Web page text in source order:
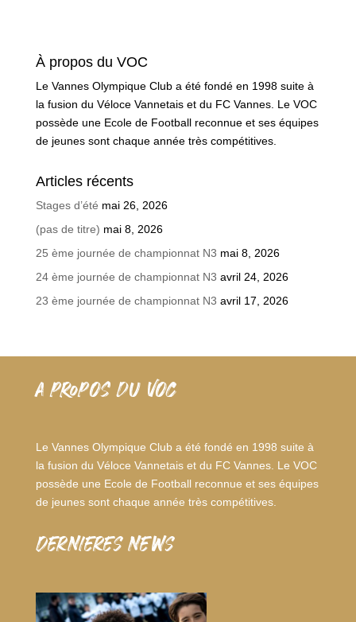
À propos du VOC
Le Vannes Olympique Club a été fondé en 1998 suite à
la fusion du Véloce Vannetais et du FC Vannes. Le VOC
possède une Ecole de Football reconnue et ses équipes
de jeunes sont chaque année très compétitives.
Articles récents
Stages d’été mai 26, 2026
(pas de titre) mai 8, 2026
25 ème journée de championnat N3 mai 8, 2026
24 ème journée de championnat N3 avril 24, 2026
23 ème journée de championnat N3 avril 17, 2026
A PROPOS DU VOC
Le Vannes Olympique Club a été fondé en 1998 suite à
la fusion du Véloce Vannetais et du FC Vannes. Le VOC
possède une Ecole de Football reconnue et ses équipes
de jeunes sont chaque année très compétitives.
dernieres news